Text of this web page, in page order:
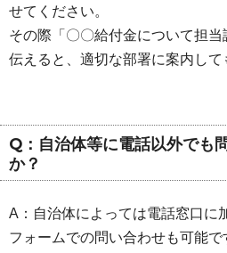
せてください。
その際「〇〇給付金について担
伝えると、適切な部署に案内して
Q：自治体等に電話以外でも
か？
A：自治体によっては電話窓口に
フォームでの問い合わせも可能